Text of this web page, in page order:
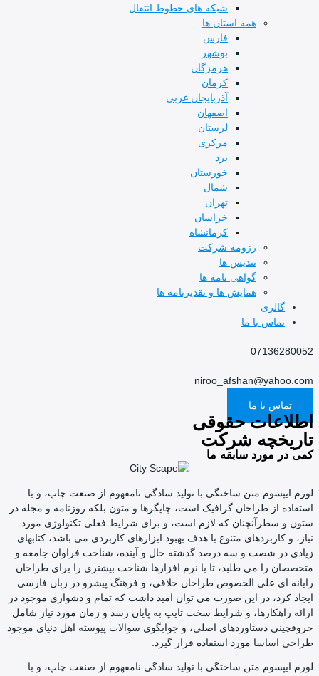
شبکه های خطوط انتقال
همه استان ها
فارس
بوشهر
هرمزگان
کرمان
آذربایجان غربی
اصفهان
لرستان
مرکزی
یزد
خوزستان
شمال
تهران
خراسان
کرمانشاه
رزومه شرکت
تندیس ها
گواهی نامه ها
همایش ها و تقدیرنامه ها
گالری
تماس با ما
07136280052
niroo_afshan@yahoo.com
تماس با ما
اطلاعات حقوقی
تاریخچه شرکت
کمی در مورد سابقه ما
لورم ایپسوم متن ساختگی با تولید سادگی نامفهوم از صنعت چاپ، و با
استفاده از طراحان گرافیک است، چاپگرها و متون بلکه روزنامه و مجله در
ستون و سطرآنچنان که لازم است، و برای شرایط فعلی تکنولوژی مورد
نیاز، و کاربردهای متنوع با هدف بهبود ابزارهای کاربردی می باشد، کتابهای
زیادی در شصت و سه درصد گذشته حال و آینده، شناخت فراوان جامعه و
متخصصان را می طلبد، تا با نرم افزارها شناخت بیشتری را برای طراحان
رایانه ای علی الخصوص طراحان خلاقی، و فرهنگ پیشرو در زبان فارسی
ایجاد کرد، در این صورت می توان امید داشت که تمام و دشواری موجود در
ارائه راهکارها، و شرایط سخت تایپ به پایان رسد و زمان مورد نیاز شامل
حروفچینی دستاوردهای اصلی، و جوابگوی سوالات پیوسته اهل دنیای موجود
طراحی اساسا مورد استفاده قرار گیرد.
لورم ایپسوم متن ساختگی با تولید سادگی نامفهوم از صنعت چاپ، و با